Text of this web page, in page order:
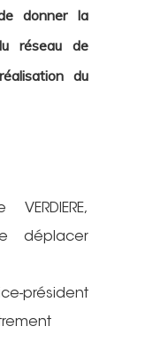
donner la
réseau de
du
déplacer
président